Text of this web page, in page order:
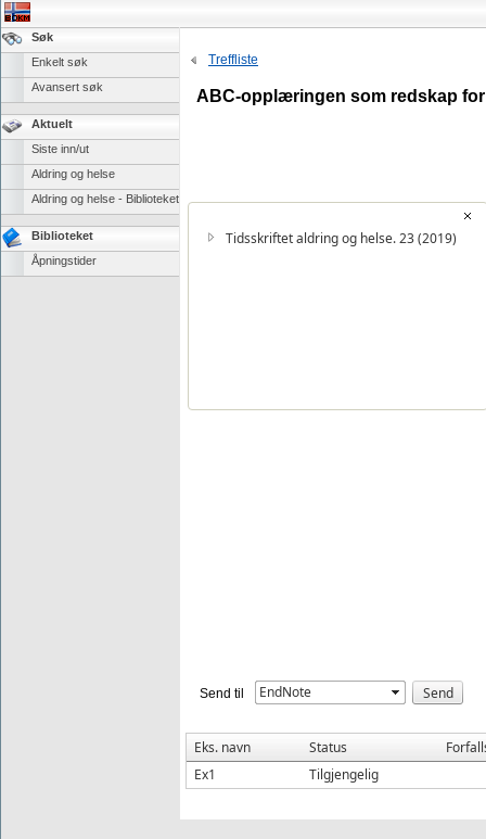
Søk
Enkelt søk
Avansert søk
Aktuelt
Siste inn/ut
Aldring og helse
Aldring og helse - Biblioteket
Biblioteket
Åpningstider
Treffliste
ABC-opplæringen som redskap
Tidsskriftet aldring og helse. 23 (2019)
Send til EndNote
Eks. navn Status
Ex1
Tilgjengelig